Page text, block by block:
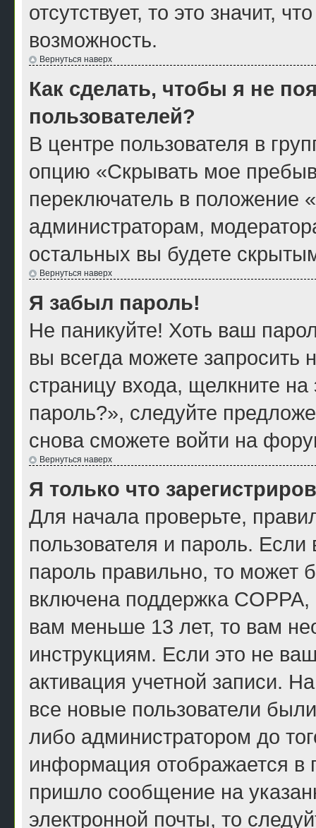
отсутствует, то это значит,
возможность.
Вернуться наверх
Как сделать, чтобы я не
пользователей?
В центре пользователя в
опцию «Скрывать мое
переключатель в положение
администраторам,
остальных вы будете
Вернуться наверх
Я забыл пароль!
Не паникуйте! Хоть ваш
вы всегда можете запросить
страницу входа, щелкните
пароль?», следуйте
снова сможете войти на
Вернуться наверх
Я только что
Для начала проверьте,
пользователя и пароль.
пароль правильно, то может
включена поддержка
вам меньше 13 лет, то вам
инструкциям. Если это не
активация учетной записи.
все новые пользователи
либо администратором до
информация отображается в
пришло сообщение на
электронной почты, то